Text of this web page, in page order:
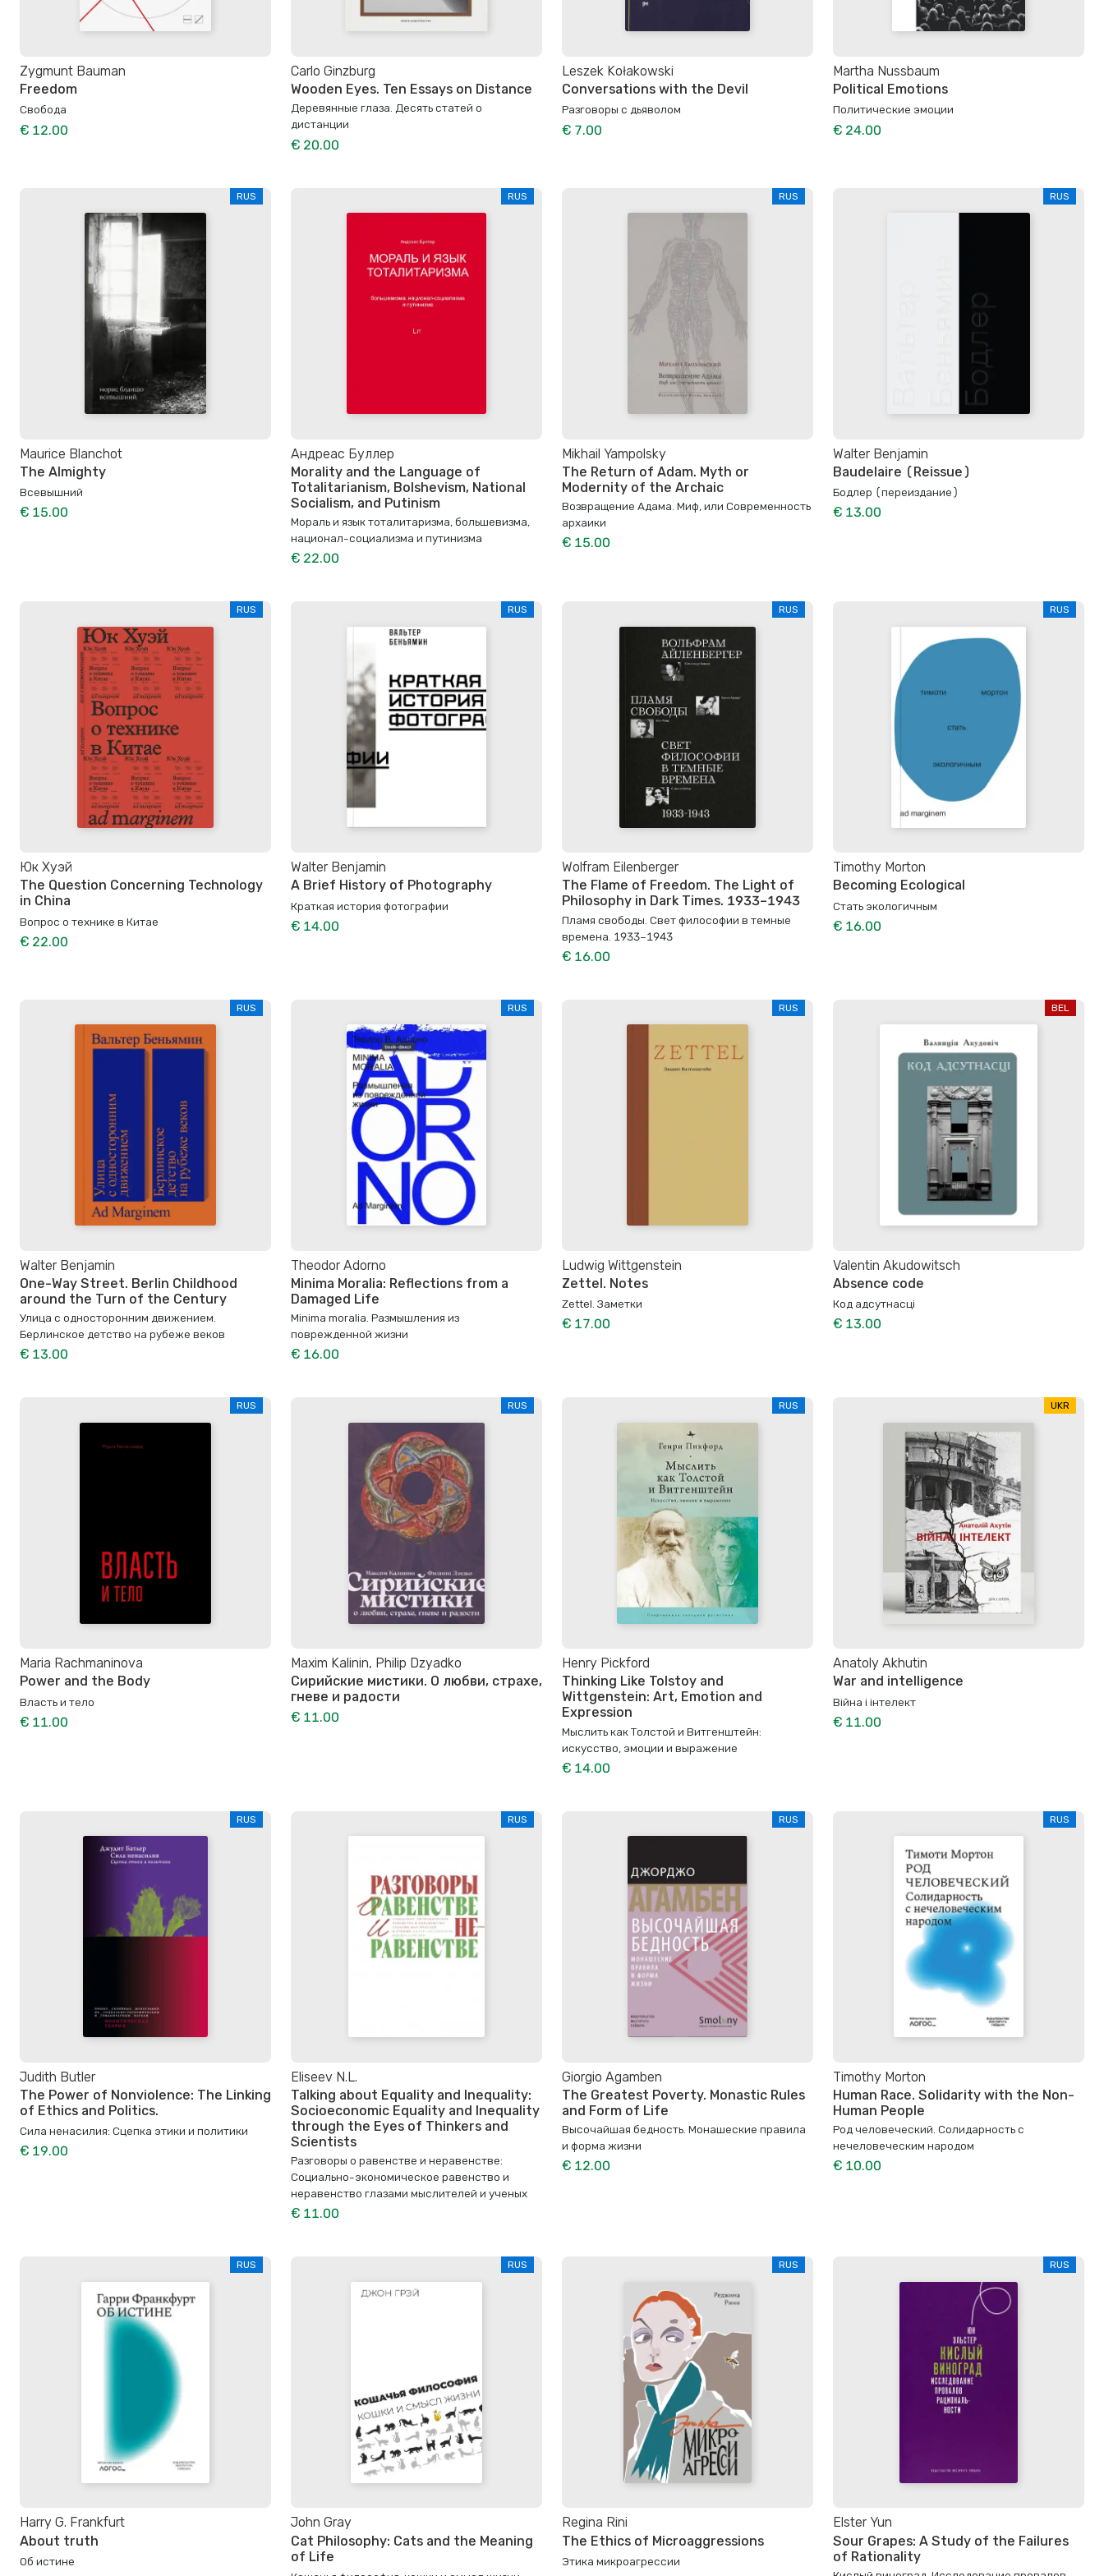
Zygmunt Bauman
Freedom
Свобода
€ 12.00
Carlo Ginzburg
Wooden Eyes. Ten Essays on Distance
Деревянные глаза. Десять статей о
дистанции
€ 20.00
Leszek Kołakowski
Conversations with the Devil
Разговоры с дьяволом
€ 7.00
Martha Nussbaum
Political Emotions
Политические эмоции
€ 24.00
RUS
Maurice Blanchot
The Almighty
Всевышний
€ 15.00
RUS
Андреас Буллер
Morality and the Language of
Totalitarianism, Bolshevism, National
Socialism, and Putinism
Мораль и язык тоталитаризма, большевизма,
национал-социализма и путинизма
€ 22.00
RUS
Mikhail Yampolsky
The Return of Adam. Myth or
Modernity of the Archaic
Возвращение Адама. Миф, или Современность
архаики
€ 15.00
RUS
Walter Benjamin
Baudelaire (Reissue)
Бодлер (переиздание)
€ 13.00
RUS
Юк Хуэй
The Question Concerning Technology
in China
Вопрос о технике в Китае
€ 22.00
RUS
Walter Benjamin
A Brief History of Photography
Краткая история фотографии
€ 14.00
RUS
Wolfram Eilenberger
The Flame of Freedom. The Light of
Philosophy in Dark Times. 1933–1943
Пламя свободы. Свет философии в темные
времена. 1933–1943
€ 16.00
RUS
Timothy Morton
Becoming Ecological
Стать экологичным
€ 16.00
RUS
Walter Benjamin
One-Way Street. Berlin Childhood
around the Turn of the Century
Улица с односторонним движением.
Берлинское детство на рубеже веков
€ 13.00
RUS
Theodor Adorno
Minima Moralia: Reflections from a
Damaged Life
Minima moralia. Размышления из
поврежденной жизни
€ 16.00
RUS
Ludwig Wittgenstein
Zettel. Notes
Zettel. Заметки
€ 17.00
BEL
Valentin Akudowitsch
Absence code
Код адсутнасці
€ 13.00
RUS
Maria Rachmaninova
Power and the Body
Власть и тело
€ 11.00
RUS
Maxim Kalinin, Philip Dzyadko
Сирийские мистики. О любви, страхе,
гневе и радости
€ 11.00
RUS
Henry Pickford
Thinking Like Tolstoy and
Wittgenstein: Art, Emotion and
Expression
Мыслить как Толстой и Витгенштейн:
искусство, эмоции и выражение
€ 14.00
UKR
Anatoly Akhutin
War and intelligence
Війна і інтелект
€ 11.00
RUS
Judith Butler
The Power of Nonviolence: The Linking
of Ethics and Politics.
Сила ненасилия: Сцепка этики и политики
€ 19.00
RUS
Eliseev N.L.
Talking about Equality and Inequality:
Socioeconomic Equality and Inequality
through the Eyes of Thinkers and
Scientists
Разговоры о равенстве и неравенстве:
Социально-экономическое равенство и
неравенство глазами мыслителей и ученых
€ 11.00
RUS
Giorgio Agamben
The Greatest Poverty. Monastic Rules
and Form of Life
Высочайшая бедность. Монашеские правила
и форма жизни
€ 12.00
RUS
Timothy Morton
Human Race. Solidarity with the Non-
Human People
Род человеческий. Солидарность с
нечеловеческим народом
€ 10.00
RUS
Harry G. Frankfurt
About truth
Об истине
RUS
John Gray
Cat Philosophy: Cats and the Meaning
of Life
RUS
Regina Rini
The Ethics of Microaggressions
Этика микроагрессии
RUS
Elster Yun
Sour Grapes: A Study of the Failures
of Rationality